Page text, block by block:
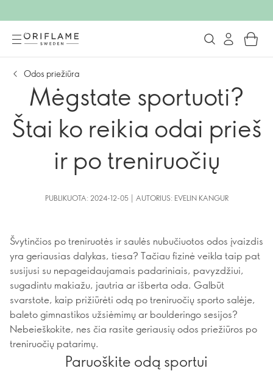
Odos priežiūra
Mėgstate sportuoti?
Štai ko reikia odai prieš
ir po treniruočių
PUBLIKUOTA: 2024-12-05 | AUTORIUS: EVELIN KANGUR
Švytinčios po treniruotės ir saulės nubučiuotos odos įvaizdis
yra geriausias dalykas, tiesa? Tačiau fizinė veikla taip pat
susijusi su nepageidaujamais padariniais, pavyzdžiui,
sugadintu makiažu, jautria ar išberta oda. Galbūt
svarstote, kaip prižiūrėti odą po treniruočių sporto salėje,
baleto gimnastikos užsiėmimų ar boulderingo sesijos?
Nebeieškokite, nes čia rasite geriausių odos priežiūros po
treniruočių patarimų.
Paruoškite odą sportui